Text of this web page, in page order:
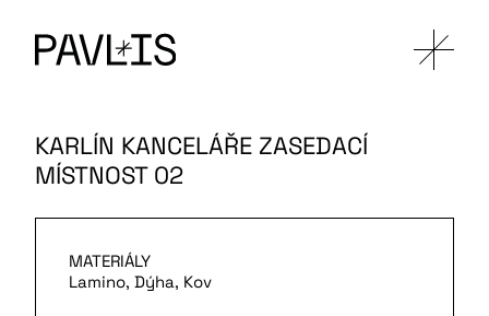
KARLÍN KANCELÁŘE ZASEDACÍ
MÍSTNOST 02
MATERIÁLY
Lamino, Dýha, Kov